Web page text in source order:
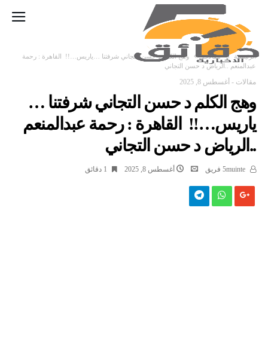
‫الرئيسية‬ مقالات
وهج الكلم د حسن التجاني شرفتنا …ياريس…!! القاهرة : رحمة
عبدالمنعم ..الرياض د حسن التجاني
مقالات - أغسطس 8, 2025
وهج الكلم د حسن التجاني شرفتنا …
ياريس…!! القاهرة : رحمة عبدالمنعم
..الرياض د حسن التجاني
أغسطس 8, 2025 1 ‫دقائق‬